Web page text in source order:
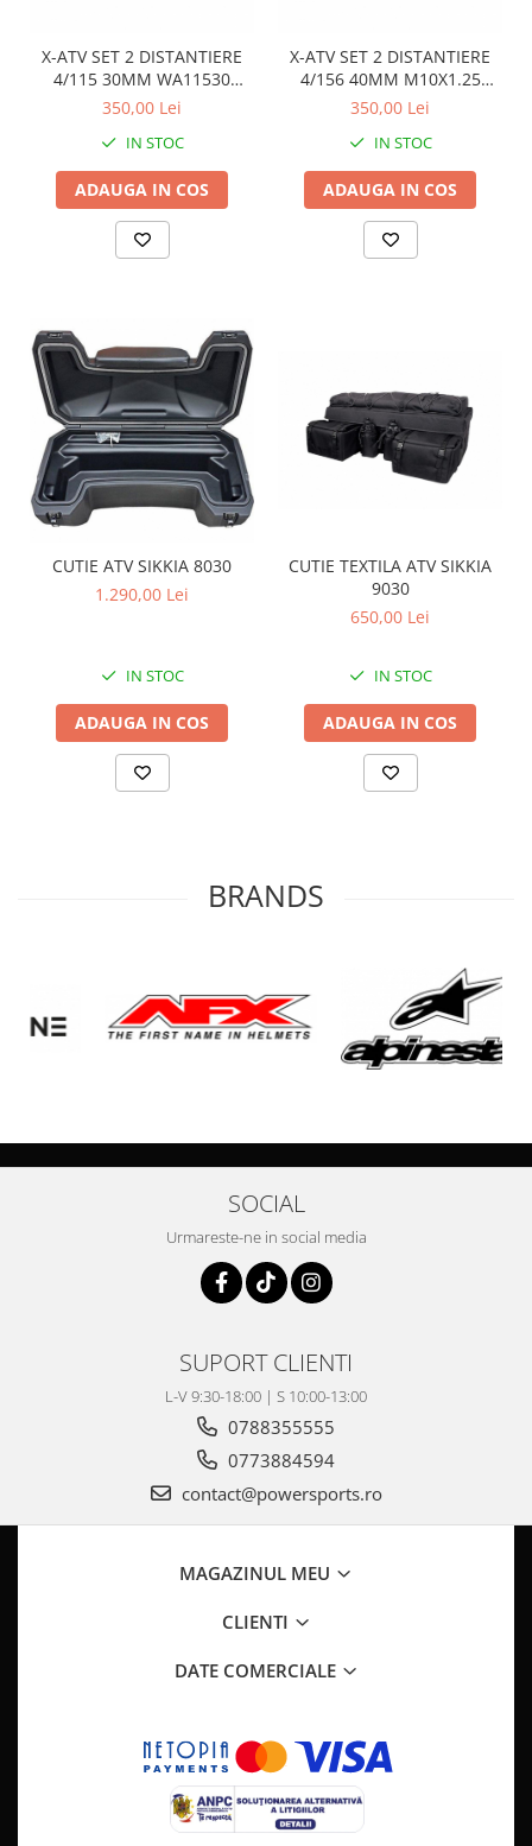
X-ATV SET 2 DISTANTIERE
4/115 30MM WA11530
pentru ARTICAT
350,00 Lei
IN STOC
ADAUGA IN COS
X-ATV SET 2 DISTANTIERE
4/156 40MM M10X1.25
WA15640 pentru POLARIS
350,00 Lei
IN STOC
ADAUGA IN COS
CUTIE ATV SIKKIA 8030
1.290,00 Lei
IN STOC
ADAUGA IN COS
CUTIE TEXTILA ATV SIKKIA
9030
650,00 Lei
IN STOC
ADAUGA IN COS
BRANDS
SOCIAL
Urmareste-ne in social media
SUPORT CLIENTI
L-V 9:30-18:00 | S 10:00-13:00
0788355555
0773884594
contact@powersports.ro
MAGAZINUL MEU
CLIENTI
DATE COMERCIALE